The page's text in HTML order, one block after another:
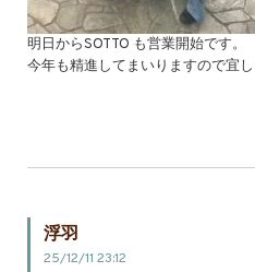
明日からSOTTO も営業開始です。
今年も精進してまいりますので宜し
浮羽
25/12/11 23:12